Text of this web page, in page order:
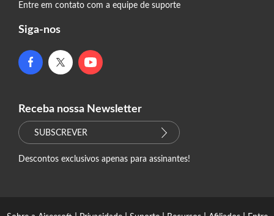
Entre em contato com a equipe de suporte
Siga-nos
Receba nossa Newsletter
SUBSCREVER
Descontos exclusivos apenas para assinantes!